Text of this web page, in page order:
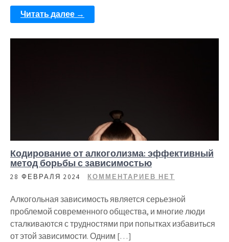
Читать далее →
Кодирование от алкоголизма: эффективный
метод борьбы с зависимостью
28 ФЕВРАЛЯ 2024 КОММЕНТАРИЕВ НЕТ
Алкогольная зависимость является серьезной
проблемой современного общества, и многие люди
сталкиваются с трудностями при попытках избавиться
от этой зависимости. Одним […]